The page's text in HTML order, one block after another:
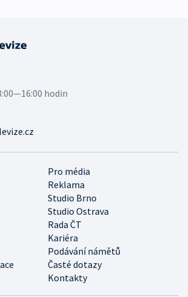
Pro média
Reklama
Studio Brno
Studio Ostrava
Rada ČT
Kariéra
Podávání námětů
Časté dotazy
Kontakty
hodin